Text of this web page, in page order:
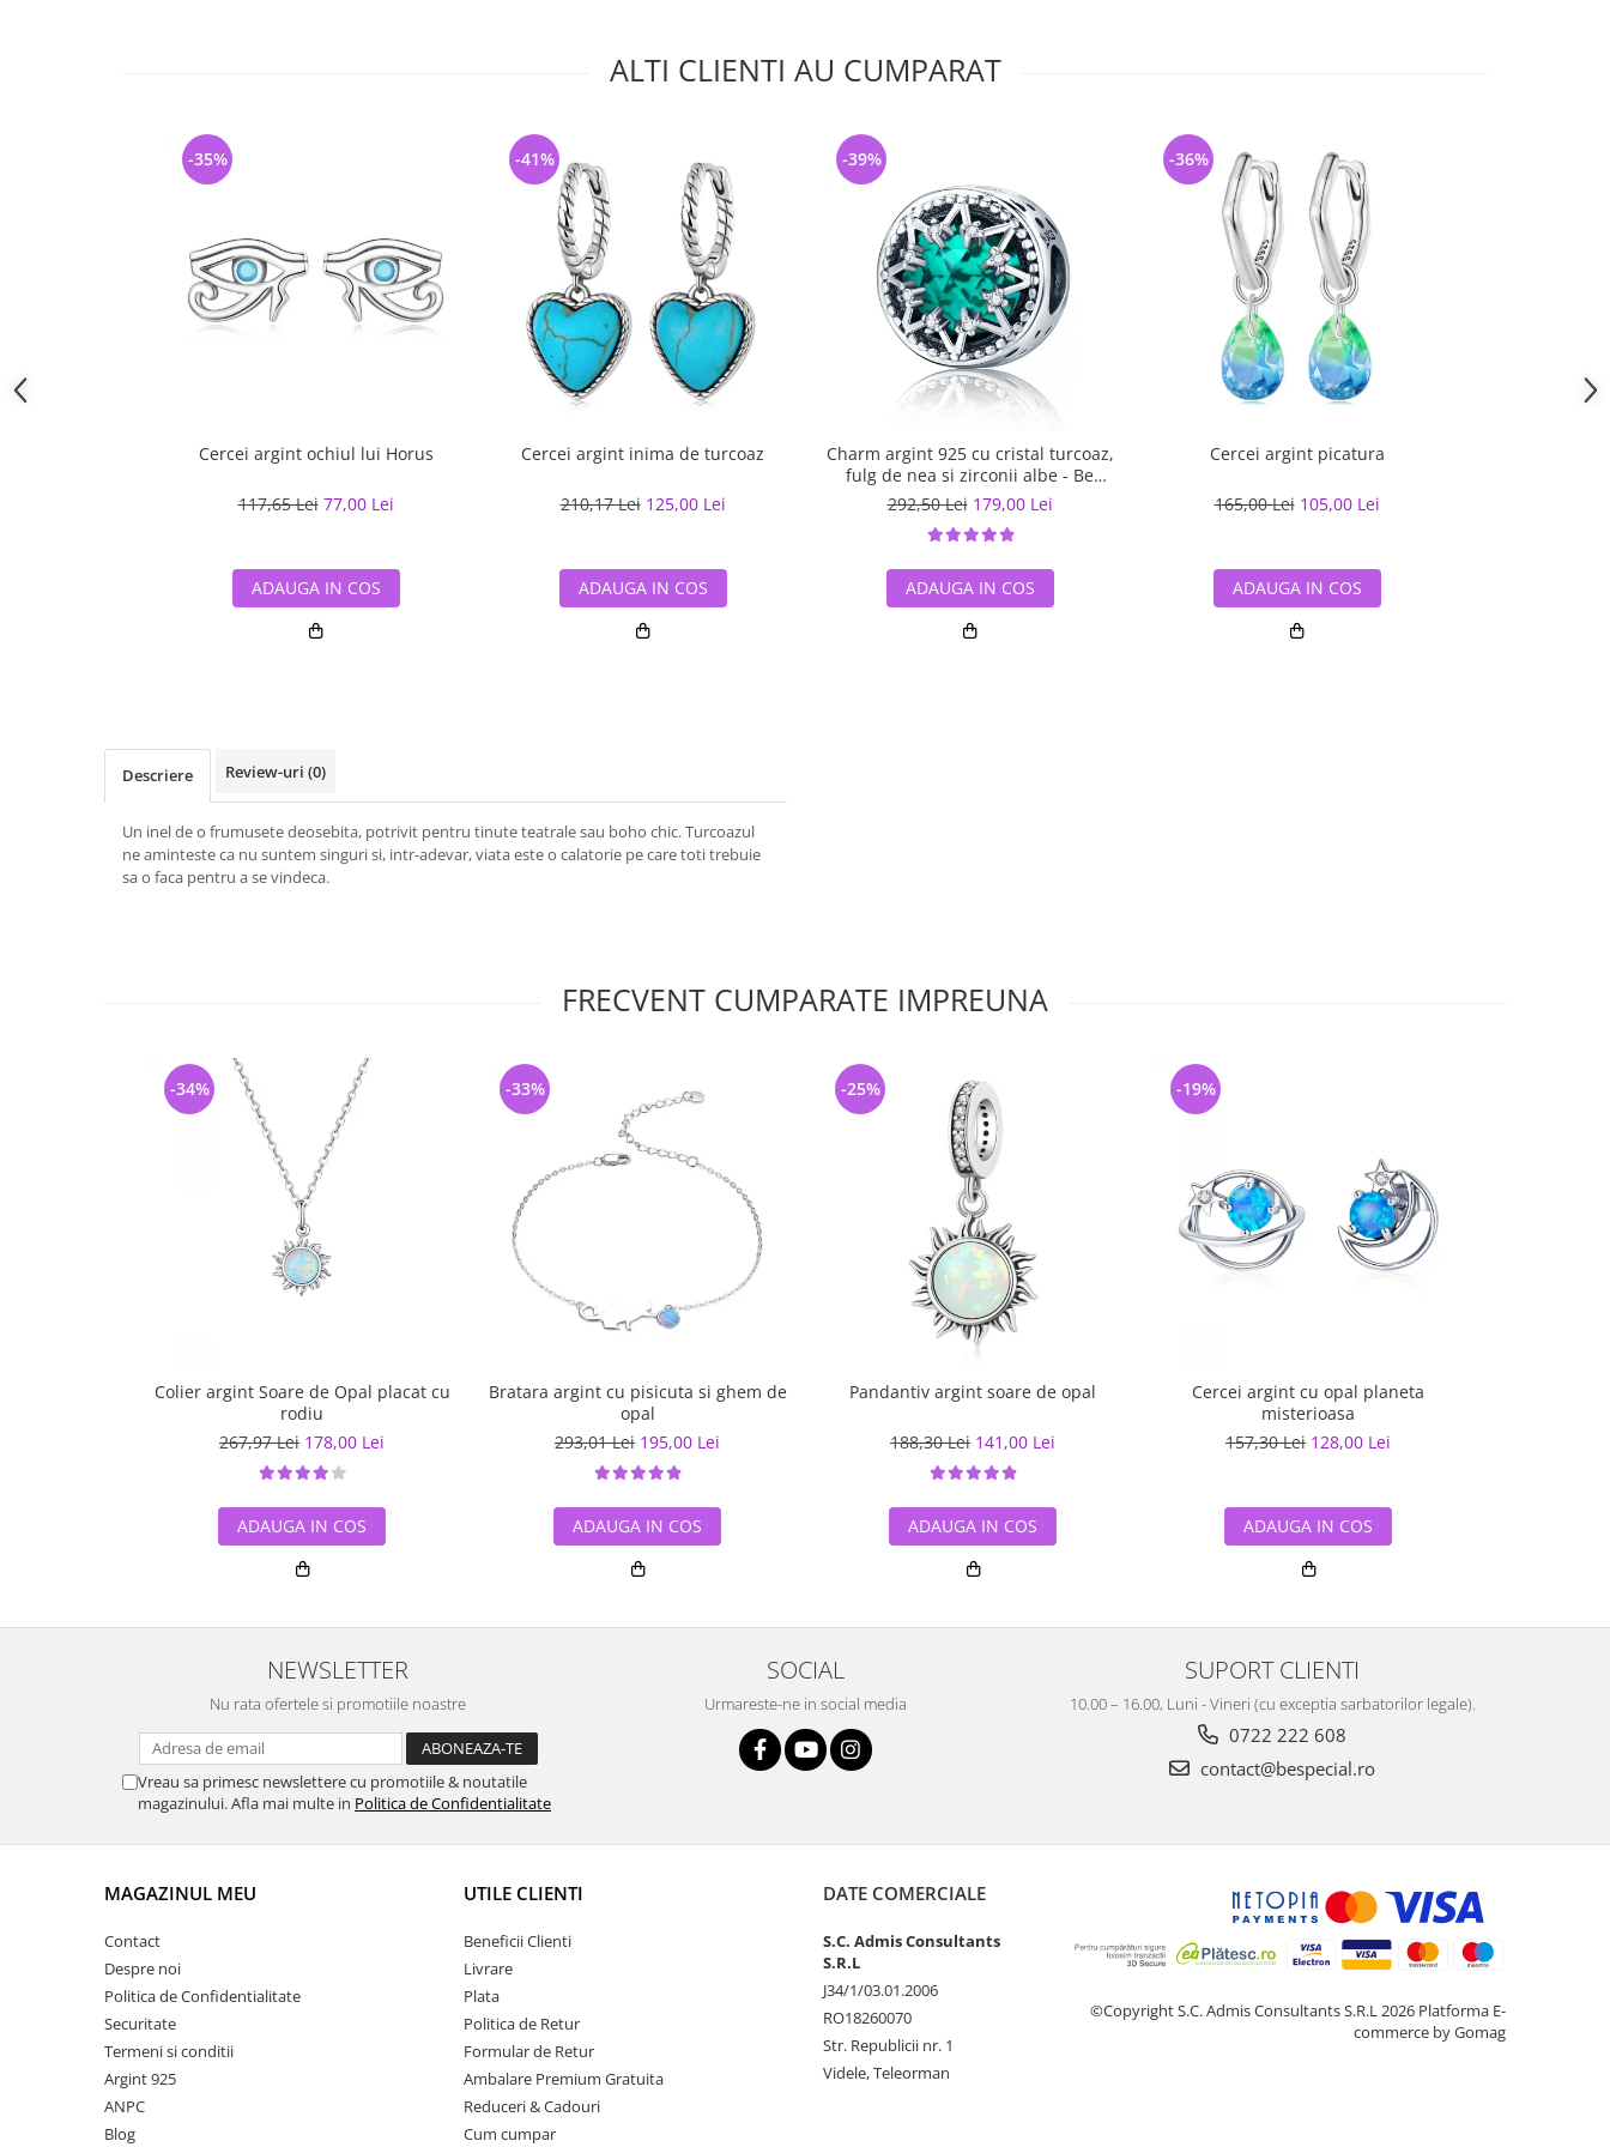
ALTI CLIENTI AU CUMPARAT
Cercei argint ochiul lui Horus
117,65 Lei 77,00 Lei
-35%
ADAUGA IN COS
Cercei argint inima de turcoaz
210,17 Lei 125,00 Lei
-41%
ADAUGA IN COS
Charm argint 925 cu cristal turcoaz,
fulg de nea si zirconii albe - Be
Nature PST0110
292,50 Lei 179,00 Lei
-39%
ADAUGA IN COS
Cercei argint picatura
165,00 Lei 105,00 Lei
-36%
ADAUGA IN COS
Descriere Review-uri (0)
Un inel de o frumusete deosebita, potrivit pentru tinute teatrale sau boho chic. Turcoazul
ne aminteste ca nu suntem singuri si, intr-adevar, viata este o calatorie pe care toti trebuie
sa o faca pentru a se vindeca.
FRECVENT CUMPARATE IMPREUNA
Colier argint Soare de Opal placat cu
rodiu
267,97 Lei 178,00 Lei
-34%
ADAUGA IN COS
Bratara argint cu pisicuta si ghem de
opal
293,01 Lei 195,00 Lei
-33%
ADAUGA IN COS
Pandantiv argint soare de opal
188,30 Lei 141,00 Lei
-25%
ADAUGA IN COS
Cercei argint cu opal planeta
misterioasa
157,30 Lei 128,00 Lei
-19%
ADAUGA IN COS
NEWSLETTER
Nu rata ofertele si promotiile noastre
Vreau sa primesc newslettere cu promotiile & noutatile
magazinului. Afla mai multe in Politica de Confidentialitate
SOCIAL
Urmareste-ne in social media
SUPORT CLIENTI
10.00 – 16.00, Luni - Vineri (cu exceptia sarbatorilor legale).
0722 222 608
contact@bespecial.ro
MAGAZINUL MEU
Contact
Despre noi
Politica de Confidentialitate
Securitate
Termeni si conditii
Argint 925
ANPC
Blog
UTILE CLIENTI
Beneficii Clienti
Livrare
Plata
Politica de Retur
Formular de Retur
Ambalare Premium Gratuita
Reduceri & Cadouri
Cum cumpar
DATE COMERCIALE
S.C. Admis Consultants
S.R.L
J34/1/03.01.2006
RO18260070
Str. Republicii nr. 1
Videle, Teleorman
©Copyright S.C. Admis Consultants S.R.L 2026 Platforma E-
commerce by Gomag